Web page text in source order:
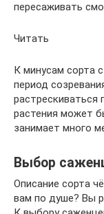
пересаживать
Читать
К минусам сорта
период
растрескиваться
растения может
занимает много
Выбор
Описание сорта
вам по душе? Вы